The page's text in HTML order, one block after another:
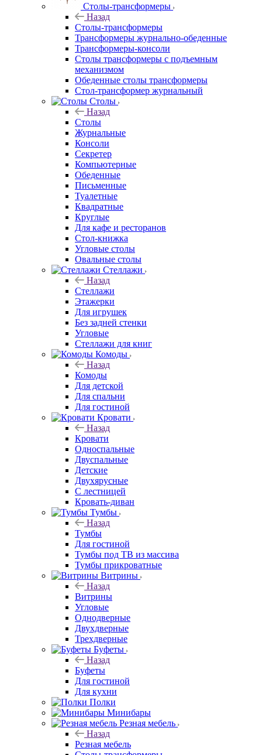
Столы-трансформеры
Назад
Столы-трансформеры
Трансформеры журнально-обеденные
Трансформеры-консоли
Столы трансформеры с подъемным
механизмом
Обеденные столы трансформеры
Стол-трансформер журнальный
Столы
Назад
Столы
Журнальные
Консоли
Секретер
Компьютерные
Обеденные
Письменные
Туалетные
Квадратные
Круглые
Для кафе и ресторанов
Стол-книжка
Угловые столы
Овальные столы
Стеллажи
Назад
Стеллажи
Этажерки
Для игрушек
Без задней стенки
Угловые
Стеллажи для книг
Комоды
Назад
Комоды
Для детской
Для спальни
Для гостиной
Кровати
Назад
Кровати
Односпальные
Двуспальные
Детские
Двухярусные
С лестницей
Кровать-диван
Тумбы
Назад
Тумбы
Для гостиной
Тумбы под ТВ из массива
Тумбы прикроватные
Витрины
Назад
Витрины
Угловые
Однодверные
Двухдверные
Трехдверные
Буфеты
Назад
Буфеты
Для гостиной
Для кухни
Полки
Минибары
Резная мебель
Назад
Резная мебель